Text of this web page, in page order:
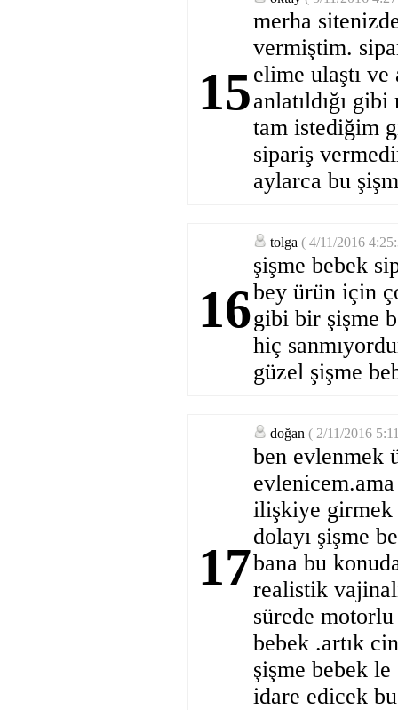
15
merha
vermiştim.
elime ulaştı
anlatıldığı
tam istediğim
sipariş
aylarca bu
16
tolga ( 4/11/2016
şişme bebek
bey ürün için
gibi bir şişme
hiç
güzel şişme
17
doğan ( 2/11/2016
ben evlenmek
ilişkiye girmek
dolayı şişme
bana bu
realistik
sürede
bebek .artık
şişme bebek
idare edicek